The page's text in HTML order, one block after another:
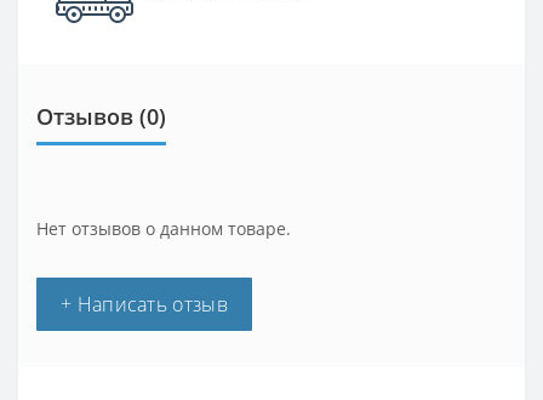
Отзывов (0)
Нет отзывов о данном товаре.
+ Написать отзыв